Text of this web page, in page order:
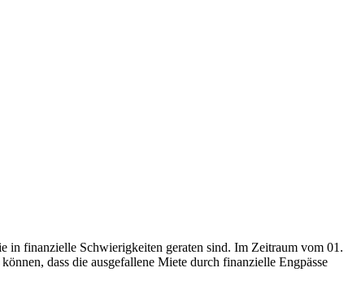
in finanzielle Schwierigkeiten geraten sind. Im Zeitraum vom 01.
dass die ausgefallene Miete durch finanzielle Engpässe